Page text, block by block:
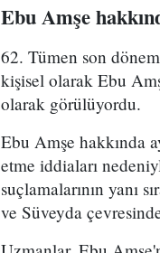
Ebu Amşe
62. Tümen son
kişisel olarak Ebu
olarak görülüyordu.
Ebu Amşe hakkında
etme iddiaları
suçlamalarının yanı
ve Süveyda